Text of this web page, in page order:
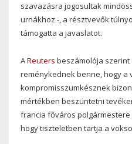
szavazásra jogosultak
urnákhoz -, a résztvevők
támogatta a javaslatot.
AReuters beszámolója
reménykednek benne, hogy a
kompromisszumkésznek
mértékben beszüntetni
francia főváros
hogy tiszteletben tartja a